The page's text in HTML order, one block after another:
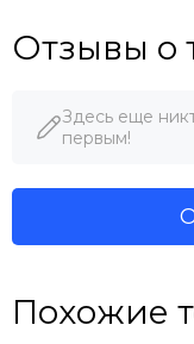
Отзывы о
Здесь еще
первым!
Похожие